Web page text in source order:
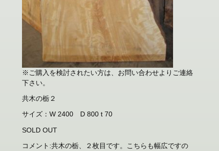
※ご購入を検討されたい方は、お問い合わせよりご連絡
下さい。
共木の栃２
サイズ：W 2400 D 800 t 70
SOLD OUT
コメント:共木の栃、２枚目です。こちらも幅広ですの